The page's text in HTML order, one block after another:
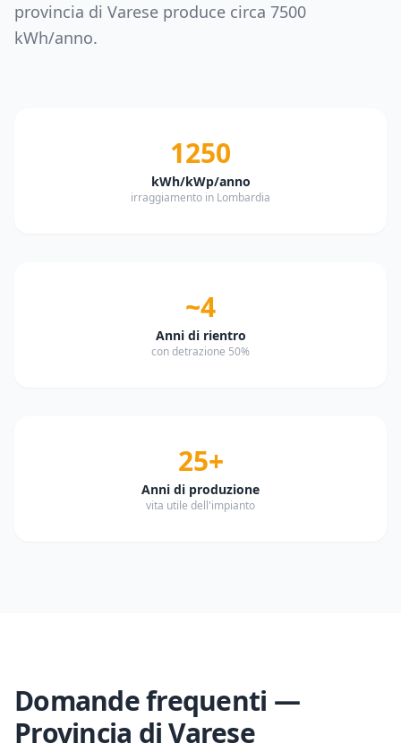
provincia di Varese produce circa 7500
kWh/anno.
1250
kWh/kWp/anno
irraggiamento in Lombardia
~4
Anni di rientro
con detrazione 50%
25+
Anni di produzione
vita utile dell'impianto
Domande frequenti —
Provincia diVarese